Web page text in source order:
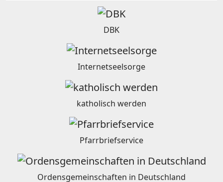
DBK
Internetseelsorge
katholisch werden
Pfarrbriefservice
Ordensgemeinschaften in Deutschland